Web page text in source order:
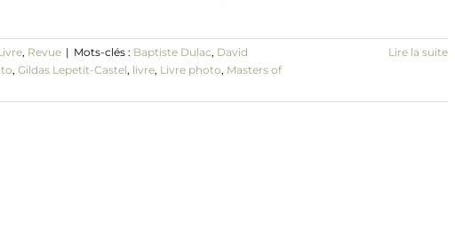
, Revue | Mots-clés : Baptiste Dulac, David
, Gildas Lepetit-Castel, livre, Livre photo, Masters of
Lire la suite